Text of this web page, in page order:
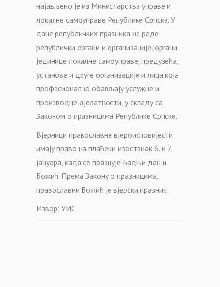
најављено је из Министарства управе и
локалне самоуправе Републике Српске. У
дане републичких празника не раде
републички органи и организације, органи
јединице локалне самоуправе, предузећа,
установе и друге организације и лица која
професионално обављају услужне и
производне дјелатности, у складу са
Законом о празницима Републике Српске.
Вјерници православне вјероисповијести
имају право на плаћени изостанак 6. и 7.
јануара, када се празнује Бадњи дан и
Божић. Према Закону о празницима,
православни Божић је вјерски празник.
Извор: УИС